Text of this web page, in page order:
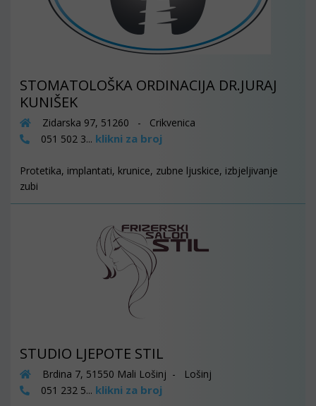
STOMATOLOŠKA ORDINACIJA DR.JURAJ
KUNIŠEK
Zidarska 97, 51260 - Crikvenica
051 502 3... klikni za broj
Protetika, implantati, krunice, zubne ljuskice, izbjeljivanje
zubi
STUDIO LJEPOTE STIL
Brdina 7, 51550 Mali Lošinj - Lošinj
051 232 5... klikni za broj